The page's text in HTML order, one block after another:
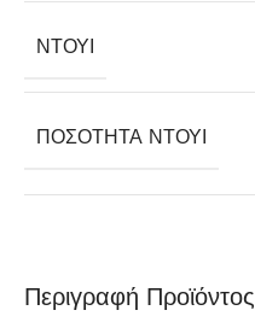
Περιγραφή Προϊόντος
ΝΤΟΥΊ
ΠΟΣΌΤΗΤΑ ΝΤΟΥΊ